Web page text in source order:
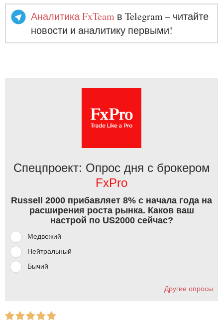
Аналитика FxTeam в Telegram – читайте
новости и аналитику первыми!
Спецпроект: Опрос дня с брокером
FxPro
Russell 2000 прибавляет 8% с начала года на
расширения роста рынка. Каков ваш
настрой по US2000 сейчас?
Медвежий
Нейтральный
Бычий
Другие опросы